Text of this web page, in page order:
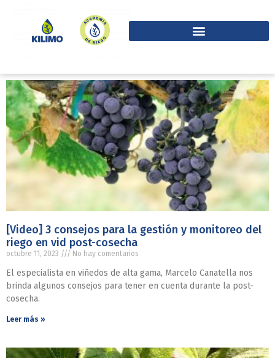
[Video] 3 consejos para la gestión y monitoreo del
riego en vid post-cosecha
octubre 11, 2023 No hay comentarios
El especialista en viñedos de alta gama, Marcelo Canatella nos
brinda algunos consejos para tener en cuenta durante la post-
cosecha.
Leer más »